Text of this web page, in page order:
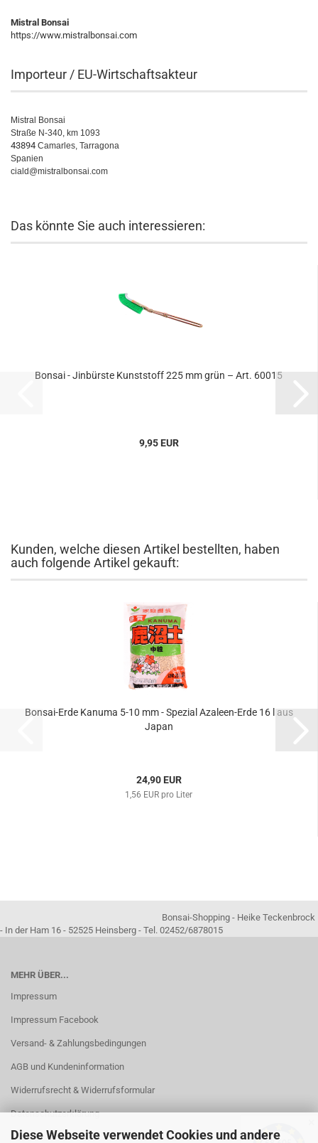
Diese Webseite verwendet Cookies und andere
Mistral Bonsai
https://www.mistralbonsai.com
Importeur / EU-Wirtschaftsakteur
Mistral Bonsai
Straße N-340, km 1093
43894 Camarles, Tarragona
Spanien
ciald@mistralbonsai.com
Das könnte Sie auch interessieren:
Bonsai - Jinbürste Kunststoff 225 mm grün – Art. 60015
9,95 EUR
Kunden, welche diesen Artikel bestellten, haben
auch folgende Artikel gekauft:
Bonsai-Erde Kanuma 5-10 mm - Spezial Azaleen-Erde 16 l aus
Japan
24,90 EUR
1,56 EUR pro Liter
Bonsai-Shopping - Heike Teckenbrock
- In der Ham 16 - 52525 Heinsberg - Tel. 02452/6878015
MEHR ÜBER...
Impressum
Impressum Facebook
Versand- & Zahlungsbedingungen
AGB und Kundeninformation
Widerrufsrecht & Widerrufsformular
Datenschutzerklärung
Kontakt